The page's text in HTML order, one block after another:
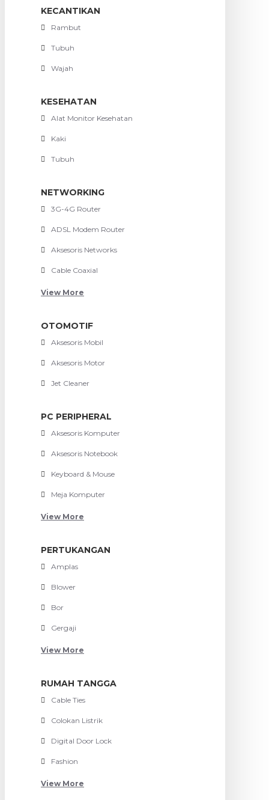
KECANTIKAN
Rambut
Tubuh
Wajah
KESEHATAN
Alat Monitor Kesehatan
Kaki
Tubuh
NETWORKING
3G-4G Router
ADSL Modem Router
Aksesoris Networks
Cable Coaxial
View More
OTOMOTIF
Aksesoris Mobil
Aksesoris Motor
Jet Cleaner
PC PERIPHERAL
Aksesoris Komputer
Aksesoris Notebook
Keyboard & Mouse
Meja Komputer
View More
PERTUKANGAN
Amplas
Blower
Bor
Gergaji
View More
RUMAH TANGGA
Cable Ties
Colokan Listrik
Digital Door Lock
Fashion
View More